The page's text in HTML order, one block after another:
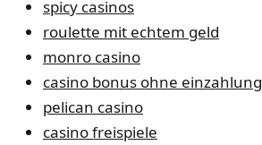
spicy casinos
roulette mit echtem geld
monro casino
casino bonus ohne einzahlung
pelican casino
casino freispiele